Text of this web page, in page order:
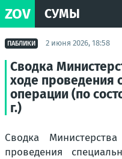
ZOV СУМЫ
ПАБЛИКИ 2 июня 2026, 18:58
Сводка
ходе проведения
операции (по
г.)
Сводка
проведения